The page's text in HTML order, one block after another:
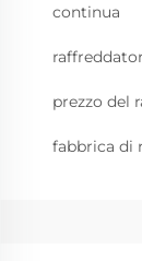
continua
prezzo del
fabbrica di